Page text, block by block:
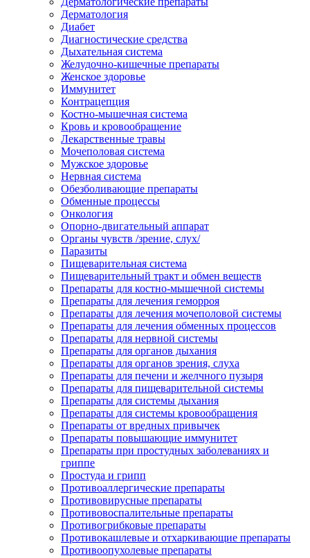
Дерматология
Диабет
Диагностические средства
Дыхательная система
Желудочно-кишечные препараты
Женское здоровье
Иммунитет
Контрацепция
Костно-мышечная система
Кровь и кровообращение
Лекарственные травы
Мочеполовая система
Мужское здоровье
Нервная система
Обезболивающие препараты
Обменные процессы
Онкология
Опорно-двигательный аппарат
Органы чувств /зрение, слух/
Паразиты
Пищеварительная система
Пищеварительный тракт и обмен веществ
Препараты для костно-мышечной системы
Препараты для лечения геморроя
Препараты для лечения мочеполовой системы
Препараты для лечения обменных процессов
Препараты для нервной системы
Препараты для органов дыхания
Препараты для органов зрения, слуха
Препараты для печени и желчного пузыря
Препараты для пищеварительной системы
Препараты для системы дыхания
Препараты для системы кровообращения
Препараты от вредных привычек
Препараты повышающие иммунитет
Препараты при простудных заболеваниях и
гриппе
Простуда и грипп
Противоаллергические препараты
Противовирусные препараты
Противовоспалительные препараты
Противогрибковые препараты
Противокашлевые и отхаркивающие препараты
Противоопухолевые препараты